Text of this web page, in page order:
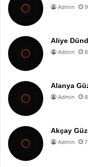
Admin
Aliye
Admin
Alanya
Admin
Akçay
Admin